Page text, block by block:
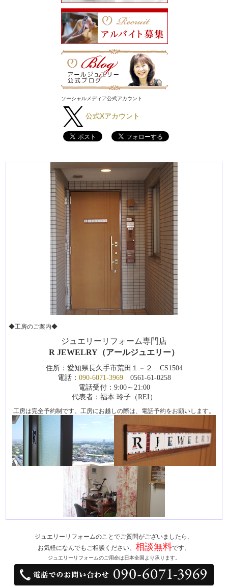
ソーシャルメディア公式アカウント
公式Xアカウント
◆工房のご案内◆
ジュエリーリフォーム専門店
R JEWELRY（アールジュエリー）
住所：愛知県長久手市荒田１－２ CS1504
電話： 090-6071-39690561-61-0258
電話受付：9:00～21:00
代表者：福本 玲子（REI）
工房は完全予約制です。工房にお越しの際は、電話予約をお願いします。
ジュエリーリフォームのことでご質問がございましたら、
お気軽になんでもご相談ください。 相談無料です。
ジュエリーリフォームのご用命は日本全国より承ります。